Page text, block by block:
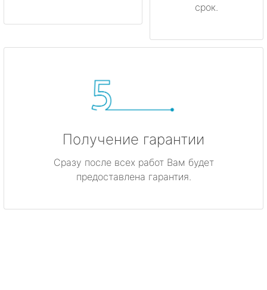
срок.
Получение гарантии
Сразу после всех работ Вам будет
предоставлена гарантия.